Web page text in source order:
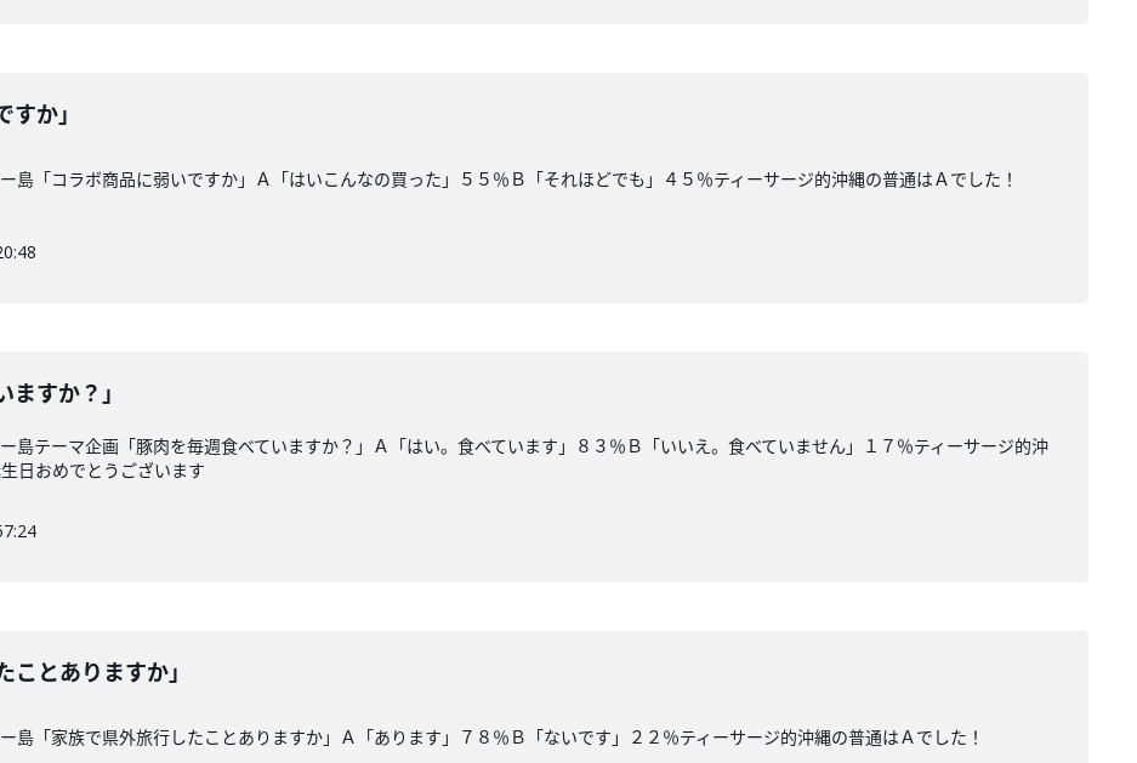
すか」
島「コラボ商品に弱いですか」Ａ「はいこんなの買った」５５％Ｂ「それほどでも」４５％ティーサージ的沖縄の普通はＡでした！
ますか？」
島テーマ企画「豚肉を毎週食べていますか？」Ａ「はい。食べています」８３％Ｂ「いいえ。食べていません」１７％ティーサージ的沖
日おめでとうございます
ことありますか」
島「家族で県外旅行したことありますか」Ａ「あります」７８％Ｂ「ないです」２２％ティーサージ的沖縄の普通はＡでした！